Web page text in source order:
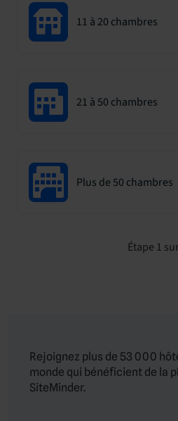
11 à 20 chambres
21 à 50 chambres
Plus de 50 chambres
Étape 1
Rejoignez plus de 53 000
monde qui bénéficient de la
SiteMinder.